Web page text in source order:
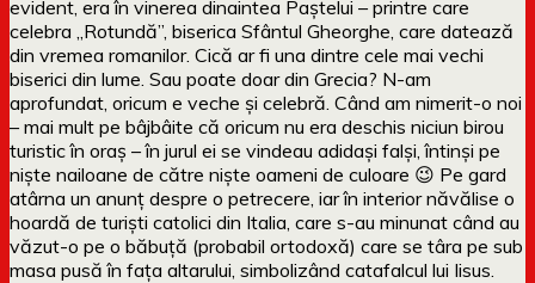
evident, era în vinerea dinaintea Paștelui – printre care
celebra „Rotundă”, biserica Sfântul Gheorghe, care datează
din vremea romanilor. Cică ar fi una dintre cele mai vechi
biserici din lume. Sau poate doar din Grecia? N-am
aprofundat, oricum e veche și celebră. Când am nimerit-o noi
– mai mult pe bâjbâite că oricum nu era deschis niciun birou
turistic în oraș – în jurul ei se vindeau adidași falși, întinși pe
niște nailoane de către niște oameni de culoare 😉 Pe gard
atârna un anunț despre o petrecere, iar în interior năvălise o
hoardă de turiști catolici din Italia, care s-au minunat când au
văzut-o pe o băbuță (probabil ortodoxă) care se târa pe sub
masa pusă în fața altarului, simbolizând catafalcul lui Iisus.